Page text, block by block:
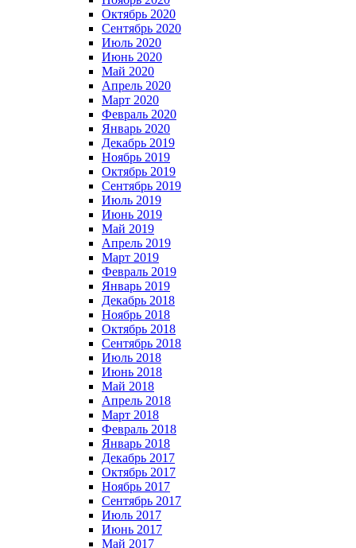
Октябрь 2020
Сентябрь 2020
Июль 2020
Июнь 2020
Май 2020
Апрель 2020
Март 2020
Февраль 2020
Январь 2020
Декабрь 2019
Ноябрь 2019
Октябрь 2019
Сентябрь 2019
Июль 2019
Июнь 2019
Май 2019
Апрель 2019
Март 2019
Февраль 2019
Январь 2019
Декабрь 2018
Ноябрь 2018
Октябрь 2018
Сентябрь 2018
Июль 2018
Июнь 2018
Май 2018
Апрель 2018
Март 2018
Февраль 2018
Январь 2018
Декабрь 2017
Октябрь 2017
Ноябрь 2017
Сентябрь 2017
Июль 2017
Июнь 2017
Май 2017